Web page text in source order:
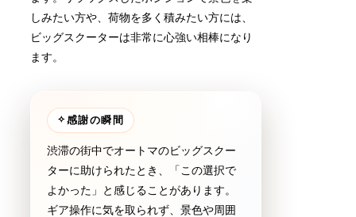
しみたい方や、荷物を多く積みたい方には、
ビッグスクーターは非常に心強い相棒になり
ます。
✧感謝の瞬間
渋滞の街中でオートマのビッグスクー
ターに助けられたとき、「この選択で
よかった」と感じることがあります。
ギア操作に気を取られず、景色や周囲